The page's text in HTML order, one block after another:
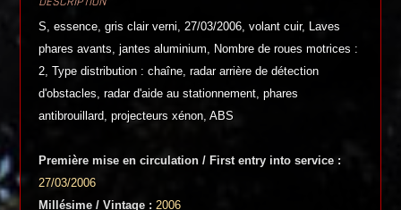
S, essence, gris clair verni, 27/03/2006, volant cuir, Laves
phares avants, jantes aluminium, Nombre de roues motrices :
2, Type distribution : chaîne, radar arrière de détection
d'obstacles, radar d'aide au stationnement, phares
antibrouillard, projecteurs xénon, ABS
Première mise en circulation / First entry into service :
27/03/2006
Millésime / Vintage :2006